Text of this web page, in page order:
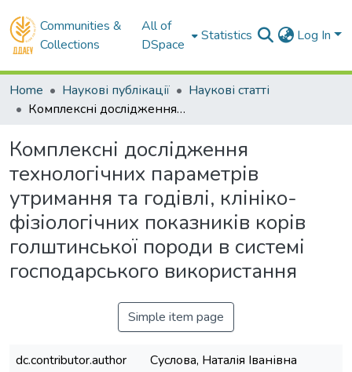
Communities &
Collections
All of
DSpace
Statistics Log In
Home Наукові публікації
Наукові статті
Комплексні дослідження технологічних параметрів утримання та годівлі, клініко-фізіологічних показників корів голштинської породи в системі господарського використання
Комплексні дослідження
технологічних параметрів
утримання та годівлі, клініко-
фізіологічних показників корів
голштинської породи в системі
господарського використання
Simple item page
dc.contributor.author
Cуслова, Наталія Іванівна